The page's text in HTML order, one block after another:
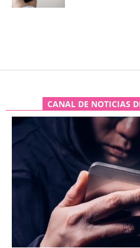
CANAL DE NOTICIAS